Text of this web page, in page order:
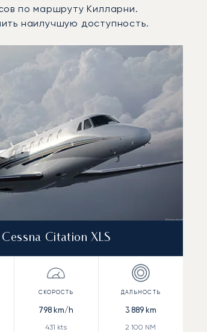
по маршруту Килларни.
наилучшую доступность.
Cessna Citation XLS
798 km/h
431 kts
3 889km
2 100 NM